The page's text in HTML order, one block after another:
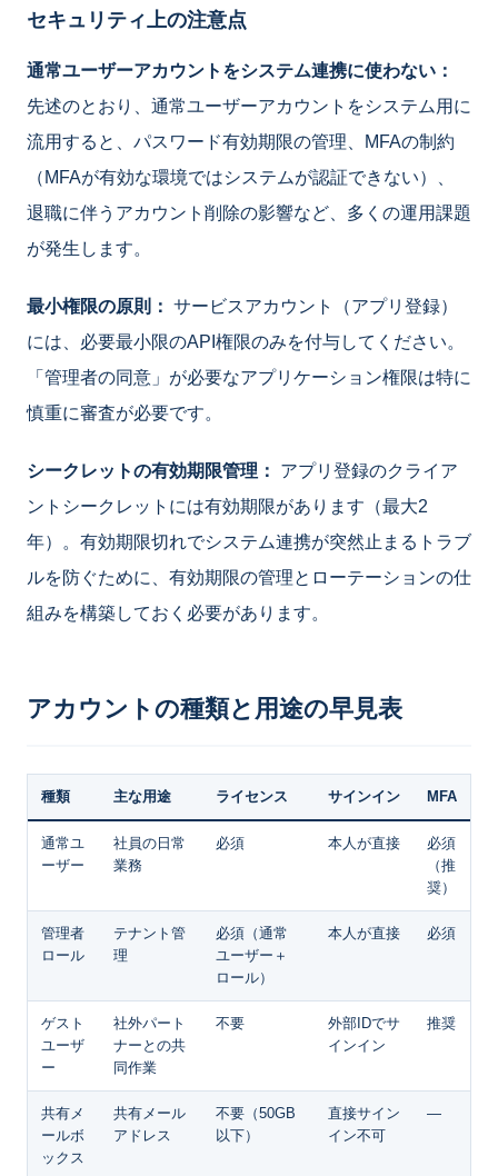
セキュリティ上の注意点
通常ユーザーアカウントをシステム連携に使わない：
先述のとおり、通常ユーザーアカウントをシステム用に
流用すると、パスワード有効期限の管理、MFAの制約
（MFAが有効な環境ではシステムが認証できない）、
退職に伴うアカウント削除の影響など、多くの運用課題
が発生します。
最小権限の原則： サービスアカウント（アプリ登録）
には、必要最小限のAPI権限のみを付与してください。
「管理者の同意」が必要なアプリケーション権限は特に
慎重に審査が必要です。
シークレットの有効期限管理：
アプリ登録のクライア
ントシークレットには有効期限があります（最大2
年）。有効期限切れでシステム連携が突然止まるトラブ
ルを防ぐために、有効期限の管理とローテーションの仕
組みを構築しておく必要があります。
アカウントの種類と用途の早見表
種類 主な用途 ライセンス サインイン MFA
通常ユ
ーザー
社員の日常
業務
必須 本人が直接
必須
（推
奨）
管理者
ロール
テナント管
理
必須（通常
ユーザー＋
ロール）
本人が直接 必須
ゲスト
ユーザ
ー
社外パート
ナーとの共
同作業
不要
外部IDでサ
インイン
推奨
共有メ
ールボ
ックス
共有メール
アドレス
不要（50GB
以下）
直接サイン
イン不可
—